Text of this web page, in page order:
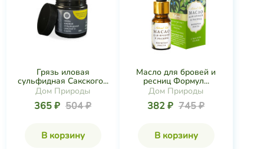
Грязь иловая
сульфидная Сакского...
Дом Природы
365 ₽ 504 ₽
В корзину
Масло для бровей и
ресниц Формул...
Дом Природы
382 ₽ 745 ₽
В корзину